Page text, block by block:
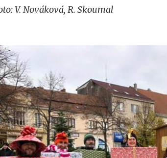
V. Nováková, R. Skoumal